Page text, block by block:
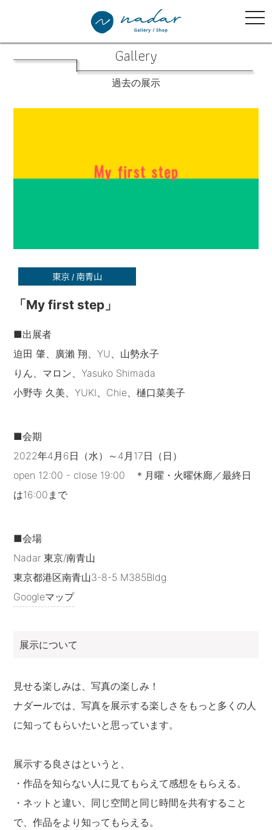
Gallery
過去の展示
「My first step」
■出展者
迫田 肇、廣瀨 翔、YU、山勢永子
りん、マロン、Yasuko Shimada
小野寺 久美、YUKI、Chie、樋口菜美子
■会期
2022年4月6日（水）～4月17日（日）
open 12:00 - close 19:00 ＊月曜・火曜休廊／最終日
は16:00まで
■会場
Nadar 東京/南青山
東京都港区南青山3-8-5 M385Bldg
Googleマップ
展示について
見せる楽しみは、写真の楽しみ！
ナダールでは、写真を展示する楽しさをもっと多くの人
に知ってもらいたいと思っています。
展示する良さはというと、
・作品を知らない人に見てもらえて感想をもらえる。
・ネットと違い、同じ空間と同じ時間を共有すること
で、作品をより知ってもらえる。